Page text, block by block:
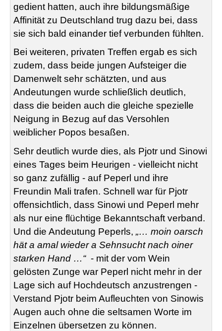
gedient hatten, auch ihre bildungsmäßige
Affinität zu Deutschland trug dazu bei, dass
sie sich bald einander tief verbunden fühlten.
Bei weiteren, privaten Treffen ergab es sich
zudem, dass beide jungen Aufsteiger die
Damenwelt sehr schätzten, und aus
Andeutungen wurde schließlich deutlich,
dass die beiden auch die gleiche spezielle
Neigung in Bezug auf das Versohlen
weiblicher Popos besaßen.
Sehr deutlich wurde dies, als Pjotr und Sinowi
eines Tages beim Heurigen - vielleicht nicht
so ganz zufällig - auf Peperl und ihre
Freundin Mali trafen. Schnell war für Pjotr
offensichtlich, dass Sinowi und Peperl mehr
als nur eine flüchtige Bekanntschaft verband.
Und die Andeutung Peperls, „… moin oarsch
hät a amal wieder a Sehnsucht nach oiner
starken Hand …“- mit der vom Wein
gelösten Zunge war Peperl nicht mehr in der
Lage sich auf Hochdeutsch anzustrengen -
Verstand Pjotr beim Aufleuchten von Sinowis
Augen auch ohne die seltsamen Worte im
Einzelnen übersetzen zu können.